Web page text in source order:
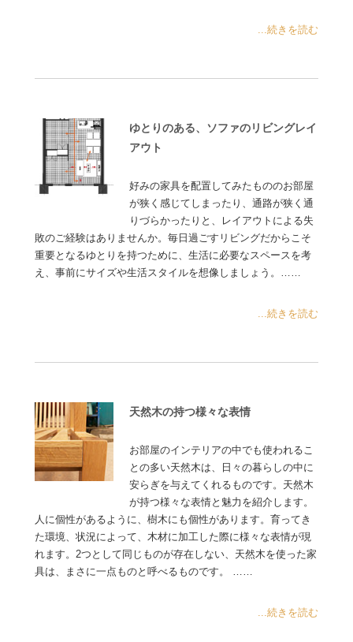
...続きを読む
ゆとりのある、ソファのリビングレイ
アウト
好みの家具を配置してみたもののお部屋
が狭く感じてしまったり、通路が狭く通
りづらかったりと、レイアウトによる失
敗のご経験はありませんか。毎日過ごすリビングだからこそ
重要となるゆとりを持つために、生活に必要なスペースを考
え、事前にサイズや生活スタイルを想像しましょう。……
...続きを読む
天然木の持つ様々な表情
お部屋のインテリアの中でも使われるこ
との多い天然木は、日々の暮らしの中に
安らぎを与えてくれるものです。天然木
が持つ様々な表情と魅力を紹介します。
人に個性があるように、樹木にも個性があります。育ってき
た環境、状況によって、木材に加工した際に様々な表情が現
れます。2つとして同じものが存在しない、天然木を使った家
具は、まさに一点ものと呼べるものです。 ……
...続きを読む